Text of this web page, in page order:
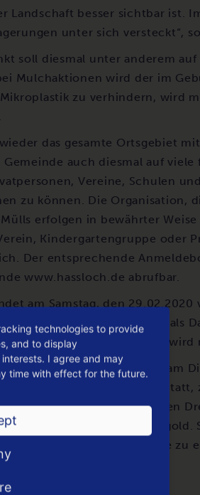
Landschaft besser sichtbar ist.
unter sich versteckt“, so
soll diesmal unter anderem
Mulchaktionen wird der im
zu verhindern, wird
das gesamte Ortsgebiet
auch diesmal auf
Vereine, Schulen
zu können. Die Organisation,
erfolgen in bewährter
Kindergartengruppe oder
Der entsprechende
www.hassloch.de abrufbar.
am Samstag, den
wird es ein Abschlussfest als
Ort des Abschlussfestes wird
Organisation findet am
des Rathauses (Zimmer 101)
Informationen rund um den
Umwelt, Melanie
zu
technologies to provide
and to display
I agree and may
time with effect for the future.